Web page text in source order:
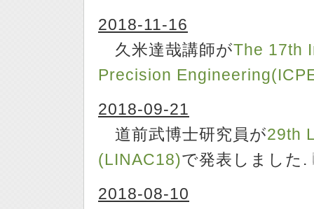
2018-11-16
久米達哉講師がThe 17th
Precision
2018-09-21
道前武博士研究員が29th
(LINAC18)で発表しました.
2018-08-10